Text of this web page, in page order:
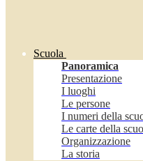
Scuola
Panoramica
Presentazione
I luoghi
Le persone
I numeri della
Le carte della
Organizzazione
La storia